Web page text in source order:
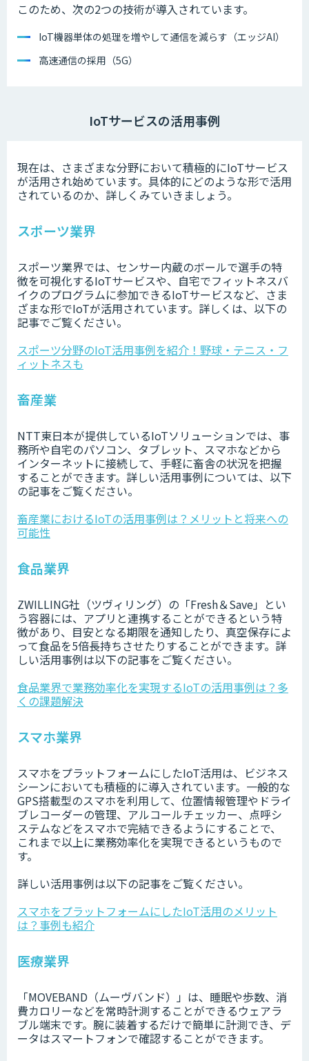
このため、次の2つの技術が導入されています。
IoT機器単体の処理を増やして通信を減らす（エッジAI）
高速通信の採用（5G）
IoTサービスの活用事例
現在は、さまざまな分野において積極的にIoTサービス
が活用され始めています。具体的にどのような形で活用
されているのか、詳しくみていきましょう。
スポーツ業界
スポーツ業界では、センサー内蔵のボールで選手の特
徴を可視化するIoTサービスや、自宅でフィットネスバ
イクのプログラムに参加できるIoTサービスなど、さま
ざまな形でIoTが活用されています。詳しくは、以下の
記事でご覧ください。
スポーツ分野のIoT活用事例を紹介！野球・テニス・フ
ィットネスも
畜産業
NTT東日本が提供しているIoTソリューションでは、事
務所や自宅のパソコン、タブレット、スマホなどから
インターネットに接続して、手軽に畜舎の状況を把握
することができます。詳しい活用事例については、以下
の記事をご覧ください。
畜産業におけるIoTの活用事例は？メリットと将来への
可能性
食品業界
ZWILLING社（ツヴィリング）の「Fresh＆Save」とい
う容器には、アプリと連携することができるという特
徴があり、目安となる期限を通知したり、真空保存によ
って食品を5倍長持ちさせたりすることができます。詳
しい活用事例は以下の記事をご覧ください。
食品業界で業務効率化を実現するIoTの活用事例は？多
くの課題解決
スマホ業界
スマホをプラットフォームにしたIoT活用は、ビジネス
シーンにおいても積極的に導入されています。一般的な
GPS搭載型のスマホを利用して、位置情報管理やドライ
ブレコーダーの管理、アルコールチェッカー、点呼シ
ステムなどをスマホで完結できるようにすることで、
これまで以上に業務効率化を実現できるというもので
す。
詳しい活用事例は以下の記事をご覧ください。
スマホをプラットフォームにしたIoT活用のメリット
は？事例も紹介
医療業界
「MOVEBAND（ムーヴバンド）」は、睡眠や歩数、消
費カロリーなどを常時計測することができるウェアラ
ブル端末です。腕に装着するだけで簡単に計測でき、デ
ータはスマートフォンで確認することができます。